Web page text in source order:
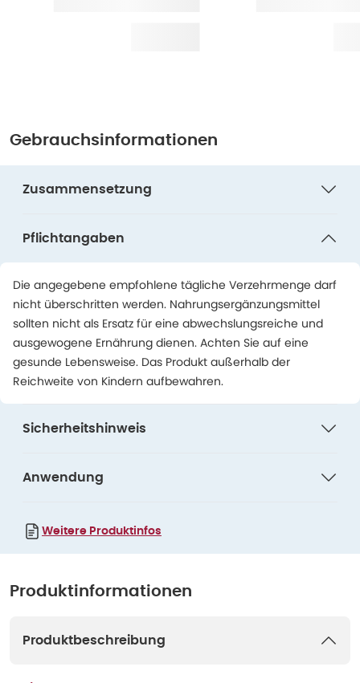
Gebrauchsinformationen
Zusammensetzung
Pflichtangaben
Die angegebene empfohlene tägliche Verzehrmenge darf
nicht überschritten werden. Nahrungsergänzungsmittel
sollten nicht als Ersatz für eine abwechslungsreiche und
ausgewogene Ernährung dienen. Achten Sie auf eine
gesunde Lebensweise. Das Produkt außerhalb der
Reichweite von Kindern aufbewahren.
Sicherheitshinweis
Anwendung
Weitere Produktinfos
Produktinformationen
Produktbeschreibung